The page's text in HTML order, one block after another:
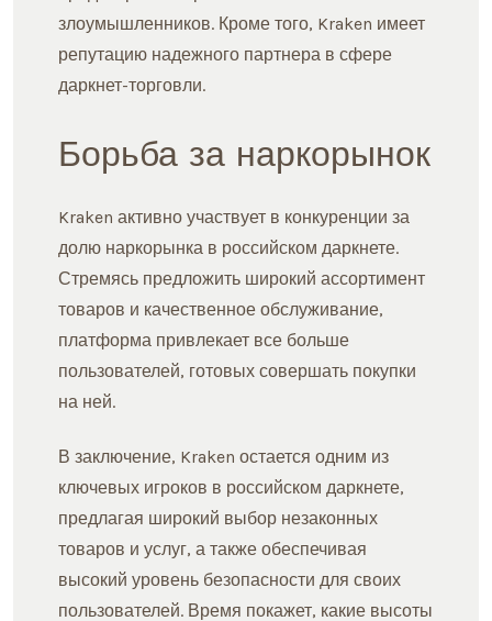
злоумышленников. Кроме того, Kraken имеет
репутацию надежного партнера в сфере
даркнет-торговли.
Борьба за наркорынок
Kraken активно участвует в конкуренции за
долю наркорынка в российском даркнете.
Стремясь предложить широкий ассортимент
товаров и качественное обслуживание,
платформа привлекает все больше
пользователей, готовых совершать покупки
на ней.
В заключение, Kraken остается одним из
ключевых игроков в российском даркнете,
предлагая широкий выбор незаконных
товаров и услуг, а также обеспечивая
высокий уровень безопасности для своих
пользователей. Время покажет, какие высоты